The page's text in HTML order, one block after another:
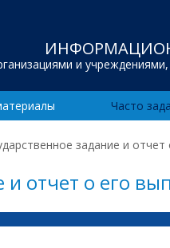
и
Часто
задание и
и отчет о его